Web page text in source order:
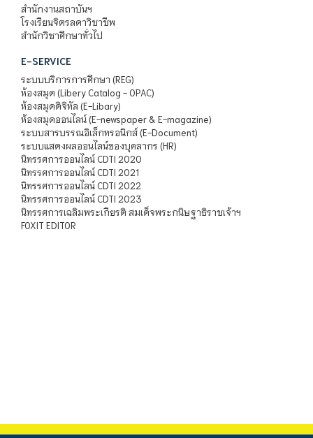
สำนักงานสถาบันฯ
โรงเรียนจิตรลดาวิชาชีพ
สำนักวิชาศึกษาทั่วไป
E-SERVICE
ระบบบริการการศึกษา (REG)
ห้องสมุด (Libery Catalog - OPAC)
ห้องสมุดดิจิทัล (E-Libary)
ห้องสมุดออนไลน์ (E-newspaper & E-magazine)
ระบบสารบรรณอิเล็กทรอนิกส์ (E-Document)
ระบบแสดงผลออนไลน์ของบุคลากร (HR)
นิทรรศการออนไลน์ CDTI 2020
นิทรรศการออนไลน์ CDTI 2021
นิทรรศการออนไลน์ CDTI 2022
นิทรรศการออนไลน์ CDTI 2023
นิทรรศการเฉลิมพระเกียรติ สมเด็จพระกนิษฐาธิราชเจ้าฯ
FOXIT EDITOR